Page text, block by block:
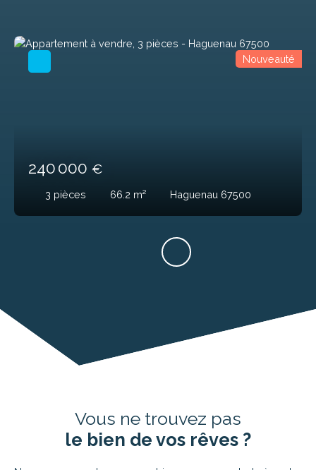
240 000 €
3 pièces 66.2 m² Haguenau 67500
Nouveauté
Vous ne trouvez pas
le bien de vos rêves ?